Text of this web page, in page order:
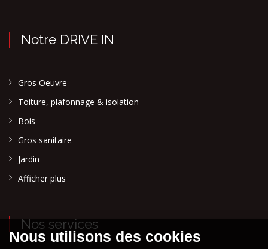
Notre DRIVE IN
Gros Oeuvre
Toiture, plafonnage & isolation
Bois
Gros sanitaire
Jardin
Afficher plus
Nos services